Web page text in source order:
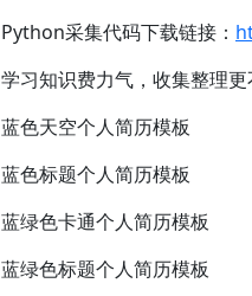
Python采集代码下载链接：
学习知识费力气，收集整理
蓝色天空个人简历模板
蓝色标题个人简历模板
蓝绿色卡通个人简历模板
蓝绿色标题个人简历模板